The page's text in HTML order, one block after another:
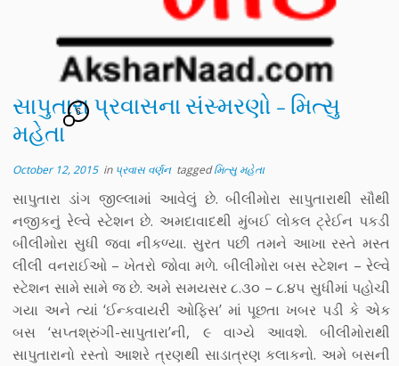
સાપુતારા પ્રવાસના સંસ્મરણો – મિત્સુ
મહેતા
6
October 12, 2015in પ્રવાસ વર્ણન taggedમિત્સુ મહેતા
સાપુતારા ડાંગ જીલ્લામાં આવેલું છે. બીલીમોરા સાપુતારાથી સૌથી
નજીકનું રેલ્વે સ્ટેશન છે. અમદાવાદથી મુંબઈ લોકલ ટ્રેઈન પકડી
બીલીમોરા સુધી જવા નીકળ્યા. સુરત પછી તમને આખા રસ્તે મસ્ત
લીલી વનરાઈઓ – ખેતરો જોવા મળે. બીલીમોરા બસ સ્ટેશન – રેલ્વે
સ્ટેશન સામે સામે જ છે. અમે સમયસર ૮.૩૦ – ૮.૪૫ સુધીમાં પહોચી
ગયા અને ત્યાં ‘ઈન્કવાયરી ઓફિસ’ માં પૂછતા ખબર પડી કે એક
બસ ‘સપ્તશ્રુંગી-સાપુતારા’ની, ૯ વાગ્યે આવશે. બીલીમોરાથી
સાપુતારાનો રસ્તો આશરે ત્રણથી સાડાત્રણ કલાકનો. અમે બસની